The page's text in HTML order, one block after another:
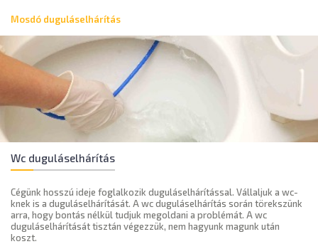
Mosdó duguláselhárítás
Wc duguláselhárítás
Cégünk hosszú ideje foglalkozik duguláselhárítással. Vállaljuk a wc-
knek is a duguláselhárítását. A wc duguláselhárítás során törekszünk
arra, hogy bontás nélkül tudjuk megoldani a problémát. A wc
duguláselhárítását tisztán végezzük, nem hagyunk magunk után
koszt.